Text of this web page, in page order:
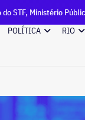
Público pede
POLÍTICA RIO